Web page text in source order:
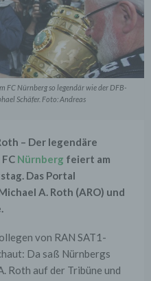
FC Nürnberg so legendär wie der DFB-
Schäfer. Foto: Andreas
– Der legendäre
FC Nürnberg feiert am
Das Portal
A. Roth (ARO) und
von RAN SAT1-
Da saß Nürnbergs
Roth auf der Tribüne und